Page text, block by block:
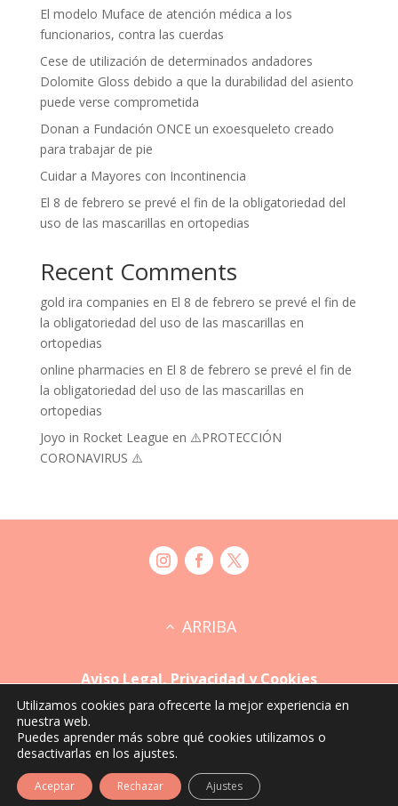
El modelo Muface de atención médica a los
funcionarios, contra las cuerdas
Cese de utilización de determinados andadores
Dolomite Gloss debido a que la durabilidad del asiento
puede verse comprometida
Donan a Fundación ONCE un exoesqueleto creado
para trabajar de pie
Cuidar a Mayores con Incontinencia
El 8 de febrero se prevé el fin de la obligatoriedad del
uso de las mascarillas en ortopedias
Recent Comments
gold ira companies en El 8 de febrero se prevé el fin de
la obligatoriedad del uso de las mascarillas en
ortopedias
online pharmacies en El 8 de febrero se prevé el fin de
la obligatoriedad del uso de las mascarillas en
ortopedias
Joyo in Rocket League en ⚠️PROTECCIÓN
CORONAVIRUS ⚠️
ARRIBA
Aviso Legal, Privacidad y Cookies
© 2023 Ortopedia María Auxiliadora. Todos los
derechos reservados.
Utilizamos cookies para ofrecerte la mejor experiencia en
nuestra web.
Puedes aprender más sobre qué cookies utilizamos o
desactivarlas en los ajustes.
Aceptar Rechazar Ajustes